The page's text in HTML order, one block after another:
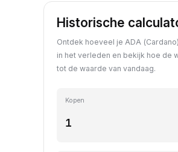
Historische
Ontdek hoeveel je ADA
in het verleden en bekijk hoe de
tot de waarde van vandaag.
Kopen